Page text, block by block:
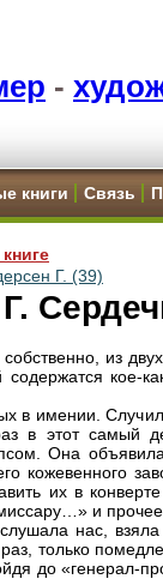
-
книги Связь
Г. (39)
собственно, из
содержатся кое-
в имении.
в этот самый
Она
кожевенного
их в
и прочее.
нас,
только
до «генерал-